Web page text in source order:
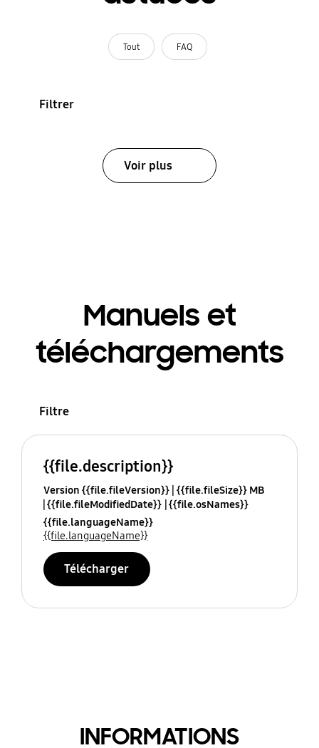
Tout FAQ
Filtrer
Voir plus
Manuels et
téléchargements
Filtre
{{file.description}}
Version {{file.fileVersion}} {{file.fileSize}} MB
{{file.fileModifiedDate}} {{file.osNames}}
{{file.languageName}}
{{file.languageName}}
Télécharger
INFORMATIONS